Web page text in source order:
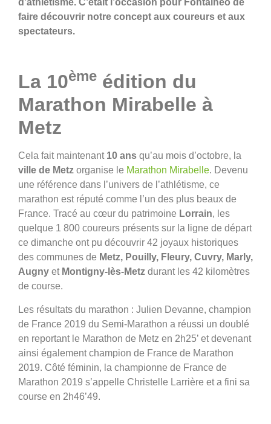
faire découvrir notre concept aux coureurs et aux
spectateurs.
La 10ème édition du
Marathon Mirabelle à
Metz
Cela fait maintenant 10 ans qu’au mois d’octobre, la
ville de Metz organise le Marathon Mirabelle. Devenu
une référence dans l’univers de l’athlétisme, ce
marathon est réputé comme l’un des plus beaux de
France. Tracé au cœur du patrimoine Lorrain, les
quelque 1 800 coureurs présents sur la ligne de départ
ce dimanche ont pu découvrir 42 joyaux historiques
des communes de Metz, Pouilly, Fleury, Cuvry, Marly,
Augny etMontigny-lès-Metz durant les 42 kilomètres
de course.
Les résultats du marathon : Julien Devanne, champion
de France 2019 du Semi-Marathon a réussi un doublé
en reportant le Marathon de Metz en 2h25’ et devenant
ainsi également champion de France de Marathon
2019. Côté féminin, la championne de France de
Marathon 2019 s’appelle Christelle Larrière et a fini sa
course en 2h46’49.